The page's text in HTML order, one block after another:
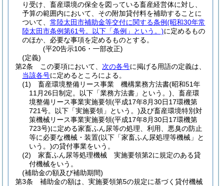
り受け、畜産環境の保全を図っている畜産経営体に対し、
予算の範囲内において、その附加貸付料を補助することに
ついて、 常陸太田市補助金等交付に関する条例(昭和30年常
陸太田市条例第61号。以下「条例」という。)に定めるもの
のほか、必要な事項を定めるものとする。
(平20告示106・一部改正)
(定義)
第2条
この要項において、 次の各号に掲げる用語の定義は、
当該各号に定めるところによる。
(1)
畜産環境整備リース事業 機構業務方法書(昭和51年
11月26日制定。以下「業務方法書」という。) 、畜産環
境整備リース事業実施要領(平成17年8月30日17環機第
721号。以下「実施要領」という。)及び畜産環境特別対
策機械リース事業実施要領(平成17年8月30日17環機第
723号)に定める家畜ふん尿等の処理、利用、悪臭の防止
等に必要な機械・装置(以下「家畜ふん尿処理等機械」と
いう。)の貸付事業をいう。
(2)
家畜ふん尿等処理機械 実施要領第2に規定のある貸
付機械をいう。
(補助金の額及び補助期間)
第3条
補助金の額は、実施要領第5の規定に基づく貸付機械